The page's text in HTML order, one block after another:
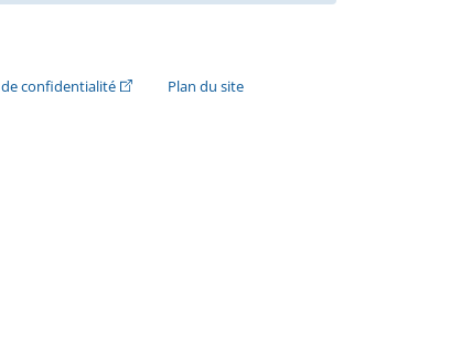
s'ouvrira dans une nouvelle fenêtre.)
confidentialité(Cet hyperlien externe s'ouvrira dans une nouvelle
Plan du site
dans une nouvelle fenêtre.)